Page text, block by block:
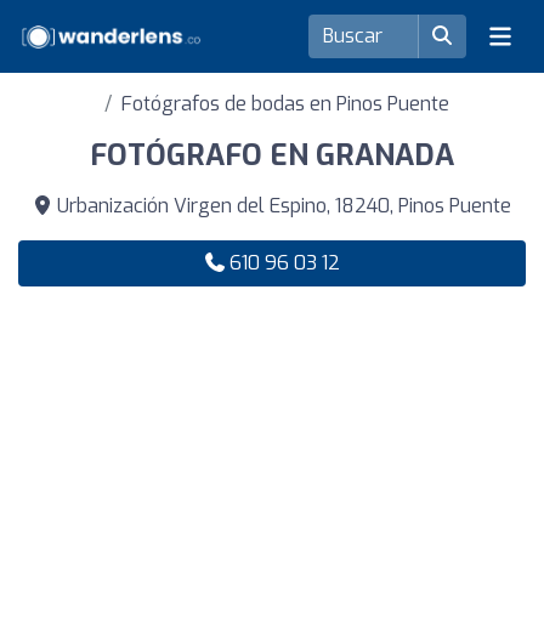
Fotógrafos de bodas en Pinos Puente
FOTÓGRAFO EN GRANADA
Urbanización Virgen del Espino, 18240, Pinos Puente
610 96 03 12